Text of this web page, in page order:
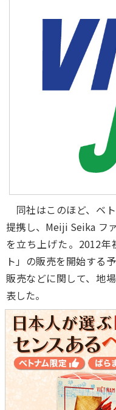
同社はこのほど、ベ
提携し、Meiji Seika フ
を立ち上げた。2012
ト」の販売を開始する
販売などに関して、地
表した。